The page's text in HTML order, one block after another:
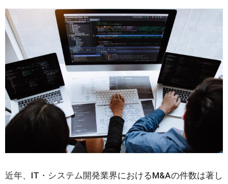
近年、IT・システム開発業界におけるM&Aの件数は著し